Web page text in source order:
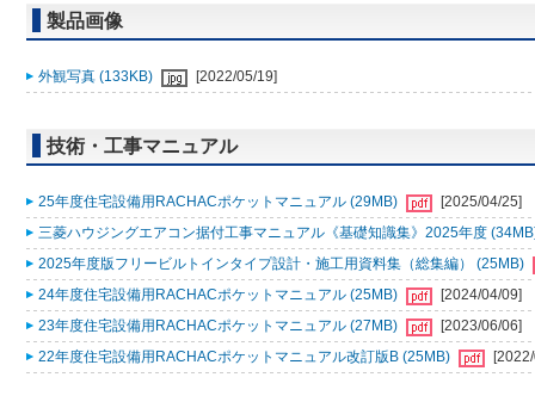
製品画像
外観写真 (133KB) [2022/05/19]
技術・工事マニュアル
25年度住宅設備用RACHACポケットマニュアル (29MB)
[2025/04/25]
三菱ハウジングエアコン据付工事マニュアル《基礎知識集》2025年度
2025年度版フリービルトインタイプ設計・施工用資料集（総集編） (25MB)
24年度住宅設備用RACHACポケットマニュアル (25MB)
[2024/04/09]
23年度住宅設備用RACHACポケットマニュアル (27MB)
[2023/06/06]
22年度住宅設備用RACHACポケットマニュアル改訂版B (25MB)